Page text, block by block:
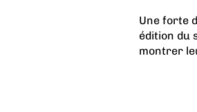
Une forte
édition du
montrer